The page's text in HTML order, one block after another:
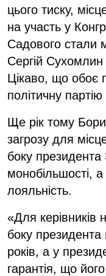
цього тиску,
на участь у
Садового стали
Сергій Сухомлин
Цікаво, що обоє
політичну
Ще рік тому
загрозу для
боку президента
монобільшості,
лояльність.
«Для керівників
боку президента
років, а у
гарантія, що